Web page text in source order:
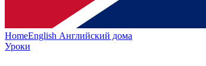
HomeEnglish Английский дома
Уроки